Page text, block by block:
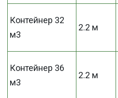
Контейнер 32
м3
2.2 м
Контейнер 36
м3
2.2 м